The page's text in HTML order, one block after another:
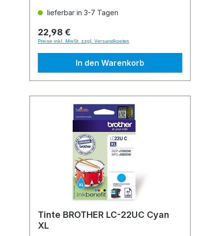
lieferbar in 3-7 Tagen
22,98 €
Preise inkl. MwSt. zzgl. Versandkosten
In den Warenkorb
Tinte BROTHER LC-22UC Cyan
XL